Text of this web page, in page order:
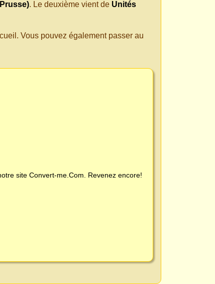
. Le deuxième vient de Unités
Vous pouvez également passer au
site Convert-me.Com . Revenez encore!